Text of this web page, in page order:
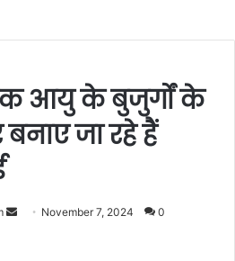
आयु के बुजुर्गों के
जा रहे हैं
Send November 7, 2024 0